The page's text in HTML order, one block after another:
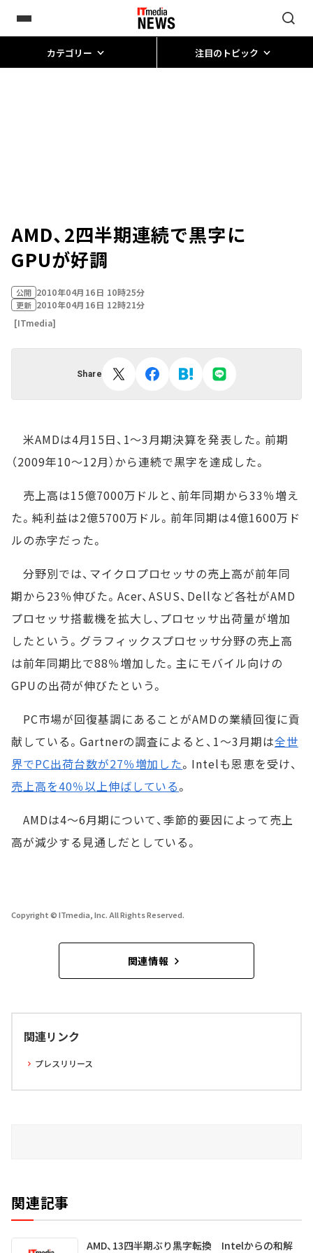
カテゴリー 注目のトピック
AMD、2四半期連続で黒字に
GPUが好調
公開 2010年04月16日 10時25分
更新 2010年04月16日 12時21分
[ITmedia]
Share
米AMDは4月15日、1～3月期決算を発表した。前期
（2009年10～12月）から連続で黒字を達成した。
売上高は15億7000万ドルと、前年同期から33％増え
た。純利益は2億5700万ドル。前年同期は4億1600万ド
ルの赤字だった。
分野別では、マイクロプロセッサの売上高が前年同
期から23％伸びた。Acer、ASUS、Dellなど各社がAMD
プロセッサ搭載機を拡大し、プロセッサ出荷量が増加
したという。グラフィックスプロセッサ分野の売上高
は前年同期比で88％増加した。主にモバイル向けの
GPUの出荷が伸びたという。
PC市場が回復基調にあることがAMDの業績回復に貢
献している。Gartnerの調査によると、1～3月期は全世
界でPC出荷台数が27％増加した。Intelも恩恵を受け、
売上高を40％以上伸ばしている。
AMDは4～6月期について、季節的要因によって売上
高が減少する見通しだとしている。
Copyright © ITmedia, Inc. All Rights Reserved.
関連情報
関連リンク
プレスリリース
関連記事
AMD、13四半期ぶり黒字転換 Intelからの和解